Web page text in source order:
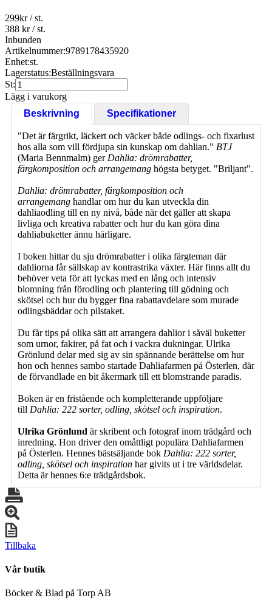
299kr/ st.
388 kr/ st.
Inbunden
Artikelnummer:9789178435920
Enhet:st.
Lagerstatus:Beställningsvara
St:
Lägg i varukorg
Beskrivning
Specifikationer
"Det är färgrikt, läckert och väcker både odlings- och fixarlust
hos alla som vill fördjupa sin kunskap om dahlian." BTJ
(Maria Bennmalm) ger Dahlia: drömrabatter,
färgkomposition och arrangemang högsta betyget. "Briljant".
Dahlia: drömrabatter, färgkomposition och
arrangemang handlar om hur du kan utveckla din
dahliaodling till en ny nivå, både när det gäller att skapa
livliga och kreativa rabatter och hur du kan göra dina
dahliabuketter ännu härligare.
I boken hittar du sju drömrabatter i olika färgteman där
dahliorna får sällskap av kontrastrika växter. Här finns allt du
behöver veta för att lyckas med en lång och intensiv
blomning från förodling och plantering till gödning och
skötsel och hur du bygger fina rabattavdelare som murade
odlingsbäddar och pilstaket.
Du får tips på olika sätt att arrangera dahlior i såväl buketter
som urnor, fakirer, på fat och i vackra dukningar. Ulrika
Grönlund delar med sig av sin spännande berättelse om hur
hon och hennes sambo startade Dahliafarmen på Österlen, där
de förvandlade en bit åkermark till ett blomstrande paradis.
Boken är en fristående och kompletterande uppföljare
till Dahlia: 222 sorter, odling, skötsel och inspiration.
Ulrika Grönlund är skribent och fotograf inom trädgård och
inredning. Hon driver den omåttligt populära Dahliafarmen
på Österlen. Hennes bästsäljande bok Dahlia: 222 sorter,
odling, skötsel och inspiration har givits ut i tre världsdelar.
Detta är hennes 6:e trädgårdsbok.
Tillbaka
Vår butik
Böcker & Blad på Torp AB